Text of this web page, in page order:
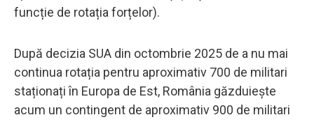
funcție de rotația forțelor).
După decizia SUA din octombrie 2025 de a nu mai
continua rotația pentru aproximativ 700 de militari
staționați în Europa de Est, România găzduiește
acum un contingent de aproximativ 900 de militari